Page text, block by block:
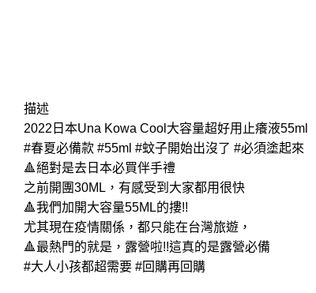
描述
2022日本Una Kowa Cool大容量超好用止癢液55ml
#春夏必備款 #55ml #蚊子開始出沒了 #必須塗起來
🔺絕對是去日本必買伴手禮
之前開團30ML，有感受到大家都用很快
🔺我們加開大容量55ML的摟!!
尤其現在疫情關係，都只能在台灣旅遊，
🔺最熱門的就是，露營啦!!這真的是露營必備
#大人小孩都超需要 #回購再回購